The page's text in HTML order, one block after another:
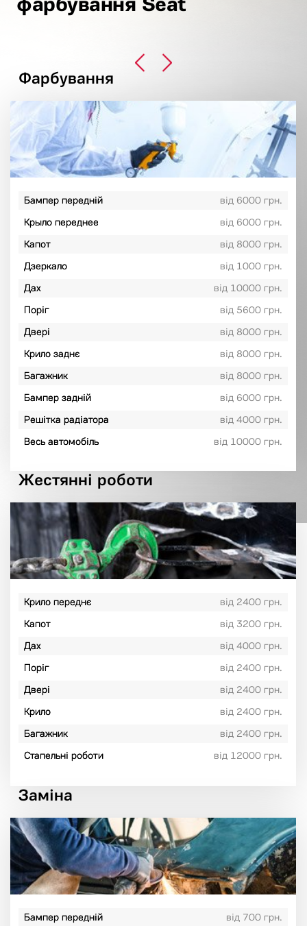
Фарбування
Бампер передній
від 6000 грн.
Крыло переднее
від 6000 грн.
Капот
від 8000 грн.
Дзеркало
від 1000 грн.
Дах
від 10000 грн.
Поріг
від 5600 грн.
Двері
від 8000 грн.
Крило заднє
від 8000 грн.
Багажник
від 8000 грн.
Бампер задній
від 6000 грн.
Решітка радіатора
від 4000 грн.
Весь автомобіль
від 10000 грн.
Жестянні роботи
Крило переднє
від 2400 грн.
Капот
від 3200 грн.
Дах
від 4000 грн.
Поріг
від 2400 грн.
Двері
від 2400 грн.
Крило
від 2400 грн.
Багажник
від 2400 грн.
Стапельні роботи
від 12000 грн.
Заміна
Бампер передній
від 700 грн.